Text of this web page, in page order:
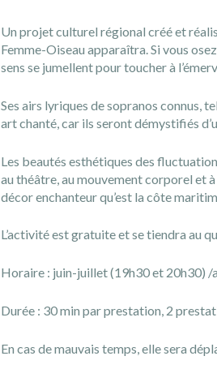
Un projet culturel régional créé et
Femme-Oiseau apparaîtra. Si vous
sens se jumellent pour toucher à
Ses airs lyriques de sopranos connus,
art chanté, car ils seront démystifiés
Les beautés esthétiques des
au théâtre, au mouvement corporel et
décor enchanteur qu’est la côte
L’activité est gratuite et se tiendra au
Horaire : juin-juillet (19h30 et 20h30) /
Durée : 30 min par prestation, 2
En cas de mauvais temps, elle sera